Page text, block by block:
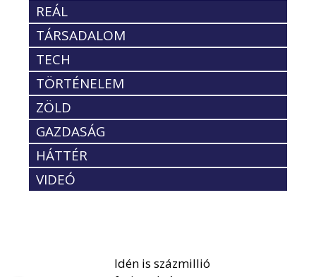
REÁL
TÁRSADALOM
TECH
TÖRTÉNELEM
ZÖLD
GAZDASÁG
HÁTTÉR
VIDEÓ
Idén is százmillió